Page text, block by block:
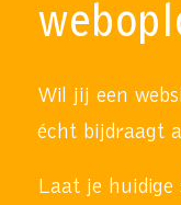
Wil jij een
écht bijdraagt
Laat je